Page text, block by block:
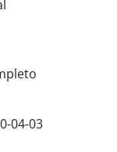
04-03